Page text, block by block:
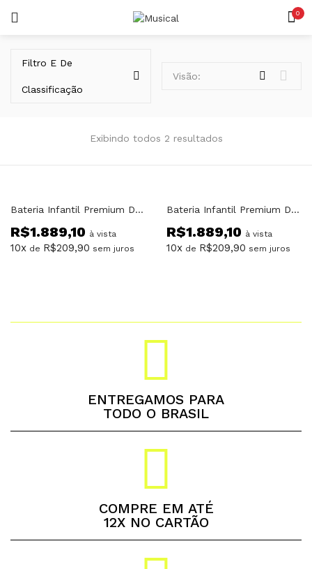
0
Senha perdida?
Exibindo todos 2 resultados
Filtro E De
Classificação
Visão:
Bateria Infantil Premium DX45J Chumbo
R$1.889,10 à vista
10x de R$209,90 sem juros
Bateria Infantil Premium DX45J Preta
R$1.889,10 à vista
10x de R$209,90 sem juros
ENTREGAMOS PARA
TODO O BRASIL
COMPRE EM ATÉ
12X NO CARTÃO